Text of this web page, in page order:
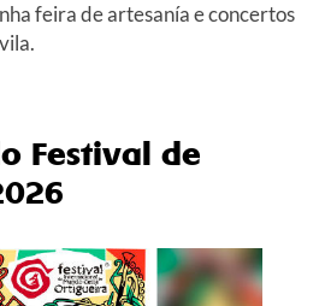
feira de artesanía e concertos
Festival de